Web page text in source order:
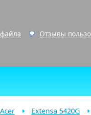
Отзывы
Acer Extensa 5420G